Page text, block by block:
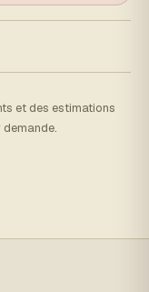
et des estimations